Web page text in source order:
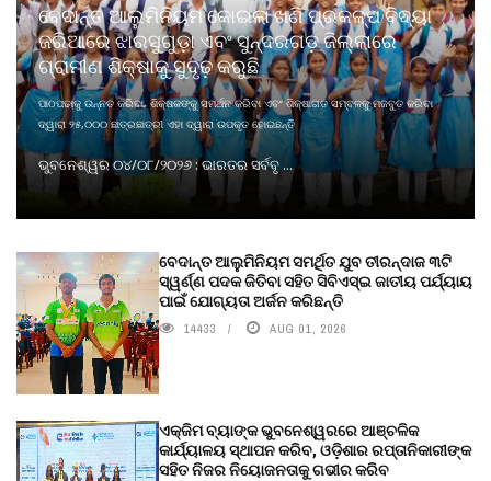
ବେଦାନ୍ତ ଆଲୁମିନିୟମ କୋଇଲା ଖଣି ପ୍ରକଳ୍ପ ବିଦ୍ୟା
ଜରିଆରେ ଝାରସୁଗୁଡ଼ା ଏବଂ ସୁନ୍ଦରଗଡ଼ ଜିଲ୍ଲାରେ
ଗ୍ରାମୀଣ ଶିକ୍ଷାକୁ ସୁଦୃଢ଼ କରୁଛି
ପାଠପଢାକୁ ଉନ୍ନତ କରିବା, ଶିକ୍ଷକଙ୍କୁ ସମର୍ଥନ କରିବା ଏବଂ ଶିକ୍ଷାଗତ ସମ୍ବଳକୁ ମଜବୁତ କରିବା
ଦ୍ୱାରା ୨୫,୦୦୦ ଛାତ୍ରଛାତ୍ରୀ ଏହା ଦ୍ୱାରା ଉପକୃତ ହୋଇଛନ୍ତି
ଭୁବନେଶ୍ୱର ୦୪/୦୮/୨୦୨୬ : ଭାରତର ସର୍ବବୃ ...
ବେଦାନ୍ତ ଆଲୁମିନିୟମ ସମର୍ଥିତ ଯୁବ ତୀରନ୍ଦାଜ ୩ଟି
ସ୍ୱର୍ଣ୍ଣ ପଦକ ଜିତିବା ସହିତ ସିବିଏସ୍ଇ ଜାତୀୟ ପର୍ଯ୍ୟାୟ
ପାଇଁ ଯୋଗ୍ୟତା ଅର୍ଜନ କରିଛନ୍ତି
14433 AUG 01, 2026
ଏକ୍ଜିମ ବ୍ୟାଙ୍କ ଭୁବନେଶ୍ୱରରେ ଆଞ୍ଚଳିକ
କାର୍ଯ୍ୟାଳୟ ସ୍ଥାପନ କରିବ, ଓଡ଼ିଶାର ରପ୍ତାନିକାରୀଙ୍କ
ସହିତ ନିଜର ନିୟୋଜନତାକୁ ଗଭୀର କରିବ